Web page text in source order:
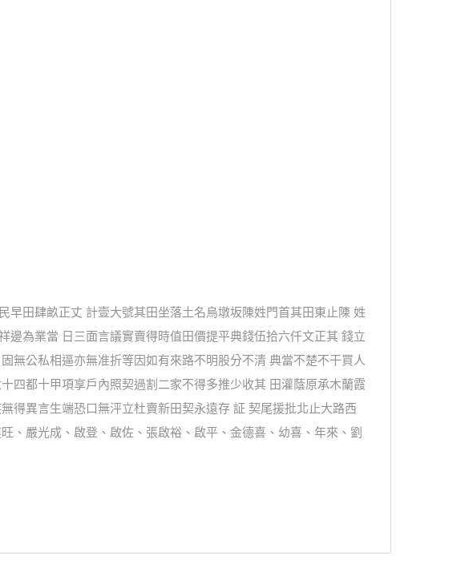
田肆畝正丈 計壹大號其田坐落土名烏墩坂陳姓門首其田東止陳 姓
為業當 日三面言議實賣得時值田價提平典錢伍拾六仟文正其 錢立
無公私相逼亦無准折等因如有來路不明股分不清 典當不楚不干買人
四都十甲項享戶內照契過割二家不得多推少收其 田灌蔭原承木蘭霞
得異言生端恐口無泙立杜賣新田契永遠存 証 契尾援批北止大路西
、嚴光成、啟登、啟佐、張啟裕、啟平、金德喜、幼喜、年來、劉